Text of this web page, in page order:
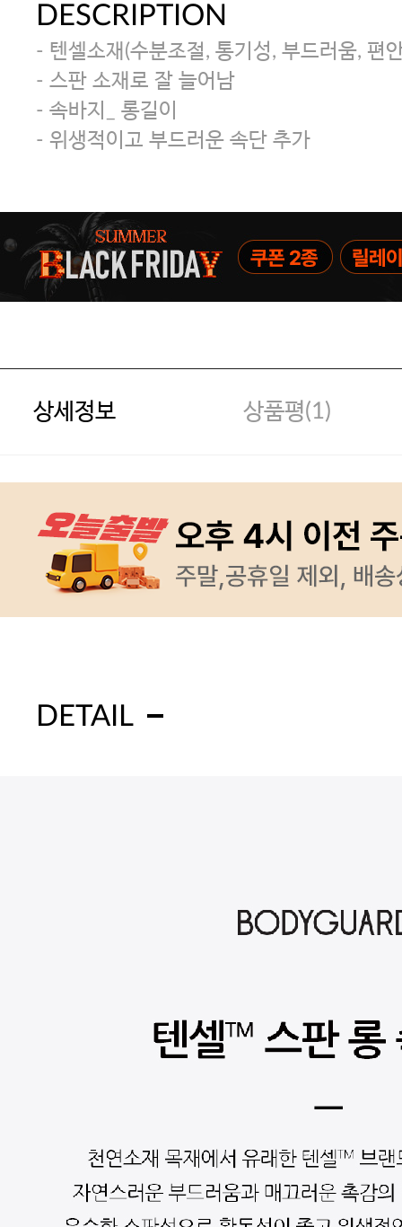
DESCRIPTION
- 텐셀소재(수분조절, 통기성, 부드러움, 편
- 스판 소재로 잘 늘어남
- 속바지_ 롱길이
- 위생적이고 부드러운 속단 추가
상세정보 상품평(1)
DETAIL